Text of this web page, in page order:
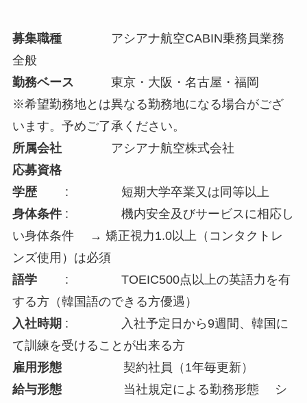
募集職種アシアナ航空CABIN乗務員業務
全般
勤務ベース 東京・大阪・名古屋・福岡
※希望勤務地とは異なる勤務地になる場合がござ
います。予めご了承ください。
所属会社アシアナ航空株式会社
応募資格
学歴: 短期大学卒業又は同等以上
身体条件: 機内安全及びサービスに相応し
い身体条件 → 矯正視力1.0以上（コンタクトレ
ンズ使用）は必須
語学: TOEIC500点以上の英語力を有
する方（韓国語のできる方優遇）
入社時期 : 入社予定日から9週間、韓国に
て訓練を受けることが出来る方
雇用形態 契約社員（1年毎更新）
給与形態 当社規定による勤務形態 シ